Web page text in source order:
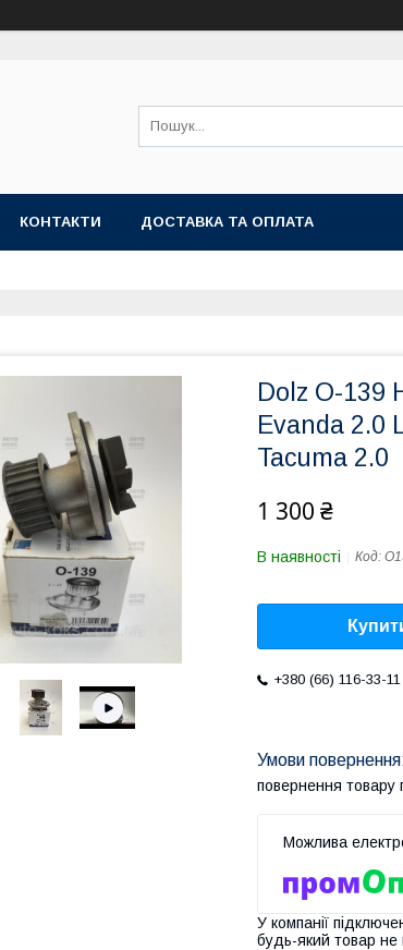
КОНТАКТИ ДОСТАВКА ТА ОПЛАТА
Dolz O-139
Evanda 2.0
Tacuma 2.0
1 300 ₴
В наявності Код:
+380 (66) 116-33-11
повернення товару
У компанії
будь-який товар